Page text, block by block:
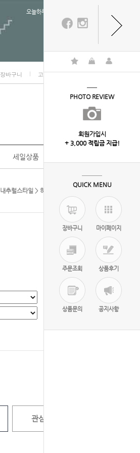
오늘하루 열지않음
장바구니 고객센터 ㅣ
세일상품
내추럴스타일 > 하의
선택완료
관심상품
PHOTO REVIEW
회원가입시
+ 3,000 적립금 지급!
QUICK MENU
장바구니 마이페이지
주문조회 상품후기
상품문의 공지사항